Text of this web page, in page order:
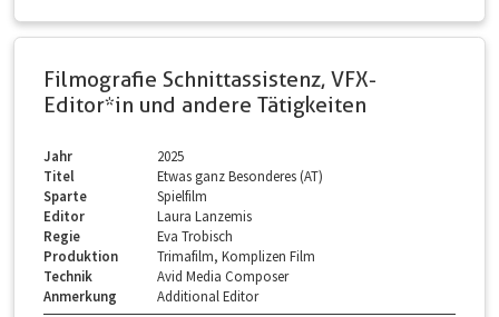
Filmografie Schnittassistenz, VFX-
Editor*in und andere Tätigkeiten
Jahr
2025
Titel
Etwas ganz Besonderes (AT)
Sparte
Spielfilm
Editor
Laura Lanzemis
Regie
Eva Trobisch
Produktion
Trimafilm, Komplizen Film
Technik
Avid Media Composer
Anmerkung
Additional Editor